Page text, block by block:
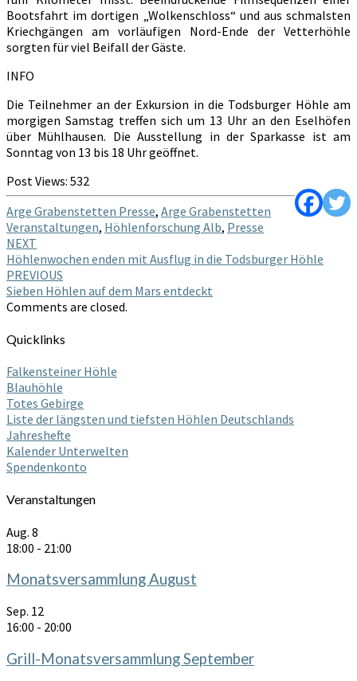
Bootsfahrt im dortigen „Wolkenschloss“ und aus schmalsten
Kriechgängen am vorläufigen Nord-Ende der Vetterhöhle
sorgten für viel Beifall der Gäste.
INFO
Die Teilnehmer an der Exkursion in die Todsburger Höhle am
morgigen Samstag treffen sich um 13 Uhr an den Eselhöfen
über Mühlhausen. Die Ausstellung in der Sparkasse ist am
Sonntag von 13 bis 18 Uhr geöffnet.
Post Views: 532
Arge Grabenstetten Presse, Arge Grabenstetten
Veranstaltungen, Höhlenforschung Alb, Presse
Post
navigation
NEXT
Höhlenwochen enden mit Ausflug in die Todsburger Höhle
PREVIOUS
Sieben Höhlen auf dem Mars entdeckt
Comments are closed.
Quicklinks
Falkensteiner Höhle
Blauhöhle
Totes Gebirge
Liste der längsten und tiefsten Höhlen Deutschlands
Jahreshefte
Kalender Unterwelten
Spendenkonto
Veranstaltungen
Aug. 8
18:00 - 21:00
Monatsversammlung August
Sep. 12
16:00 - 20:00
Grill-Monatsversammlung September